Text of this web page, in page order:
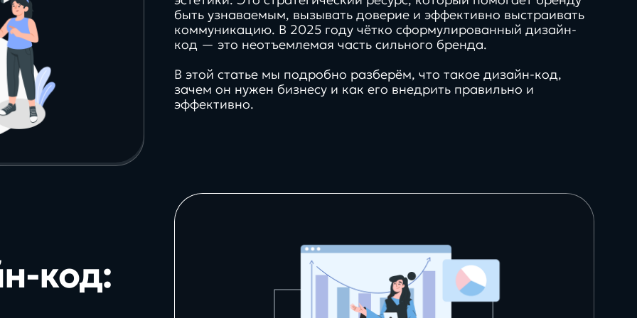
рост компаний
маркетинг,
искусственный
кейсы
технологии
100% 50+
технологий и интеграций
быть узнаваемым, вызывать доверие и эффективно выстраивать
коммуникацию. В 2025 году чётко сформулированный дизайн-
код — это неотъемлемая часть сильного бренда.
В этой статье мы подробно разберём, что такое дизайн-код,
зачем он нужен бизнесу и как его внедрить правильно и
эффективно.
код: